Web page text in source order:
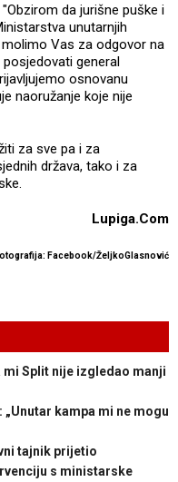
da jurišne puške i
unutarnjih
Vas za odgovor na
general
osnovanu
naoružanje koje nije
za sve pa i za
država, tako i za
Lupiga.Com
Facebook/ŽeljkoGlasnović
mi Split nije izgledao manji
„Unutar kampa mi ne mogu
tajnik prijetio
s ministarske